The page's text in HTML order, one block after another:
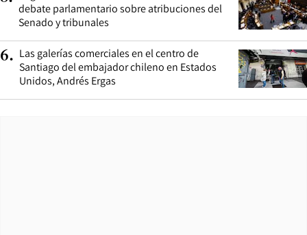
debate parlamentario sobre atribuciones del
Senado y tribunales
6. Las galerías comerciales en el centro de
Santiago del embajador chileno en Estados
Unidos, Andrés Ergas